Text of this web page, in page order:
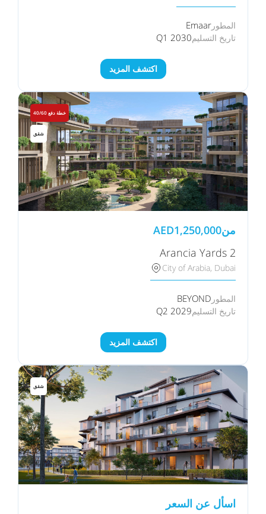
المطور Emaar
تاريخ التسليمQ1 2030
اكتشف المزيد
خطة دفع 40/60
شقق
من AED1,250,000
Arancia Yards 2
City of Arabia, Dubai
المطور BEYOND
تاريخ التسليمQ2 2029
اكتشف المزيد
شقق
اسأل عن السعر